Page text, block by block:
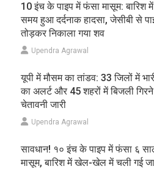
10 इंच के पाइप में फंसा मासूम: बारिश
समय हुआ दर्दनाक हादसा, जेसीबी से
तोड़कर निकाला गया शव
Upendra Agrawal
यूपी में मौसम का तांडव: 33 जिलों में
का अलर्ट और 45 शहरों में बिजली
चेतावनी जारी
Upendra Agrawal
सावधान! १० इंच के पाइप में फंसा ६
मासूम, बारिश में खेल-खेल में चली गई